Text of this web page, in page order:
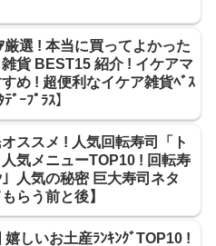
厳選 ! 本当に買ってよかった
貨 BEST15 紹介 ! イケアマ
め ! 超便利なイケア雑貨ﾍﾞｽ
ﾞｰﾌﾟﾗｽ】
ススメ ! 人気回転寿司「ト
人気メニューTOP10 ! 回転寿
」人気の秘密 巨大寿司ネタ
もらう前と後】
嬉しいお土産ﾗﾝｷﾝｸﾞTOP10 !